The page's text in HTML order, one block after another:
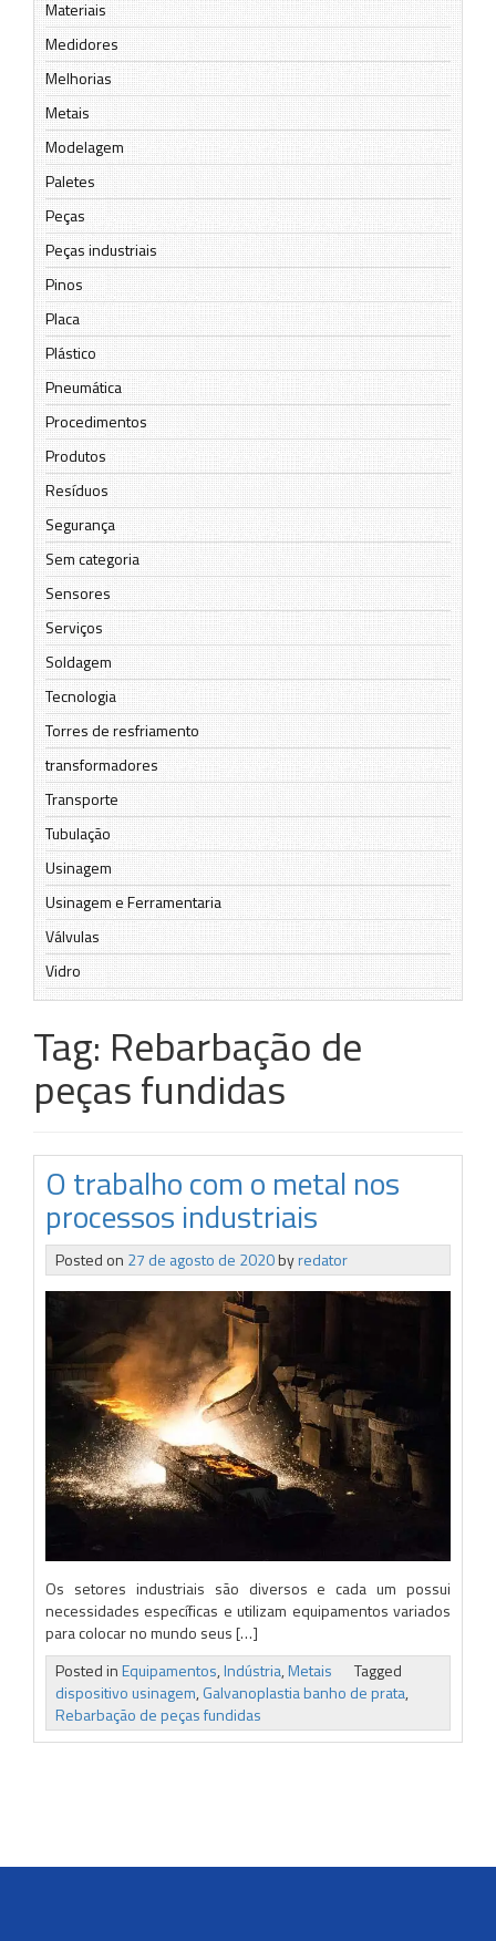
Materiais
Medidores
Melhorias
Metais
Modelagem
Paletes
Peças
Peças industriais
Pinos
Placa
Plástico
Pneumática
Procedimentos
Produtos
Resíduos
Segurança
Sem categoria
Sensores
Serviços
Soldagem
Tecnologia
Torres de resfriamento
transformadores
Transporte
Tubulação
Usinagem
Usinagem e Ferramentaria
Válvulas
Vidro
Tag: Rebarbação de
peças fundidas
O trabalho com o metal nos
processos industriais
Posted on 27 de agosto de 2020byredator
Os setores industriais são diversos e cada um possui
necessidades específicas e utilizam equipamentos variados
para colocar no mundo seus […]
Posted inEquipamentos,Indústria,Metais
Tagged
dispositivo usinagem,Galvanoplastia banho de prata,
Rebarbação de peças fundidas